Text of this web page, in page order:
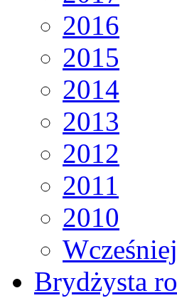
2016
2015
2014
2013
2012
2011
2010
Brydżysta